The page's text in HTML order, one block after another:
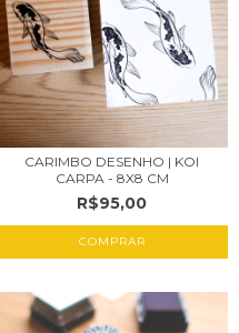
CARIMBO DESENHO | KOI
CARPA - 8X8 CM
R$95,00